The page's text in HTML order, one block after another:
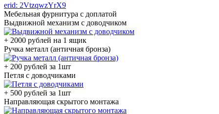
erid: 2VtzqwzYrX9
Мебельная фурнитура с доплатой
Выдвижной механизм с доводчиком
+ 2000 рублей на 1 ящик
Ручка металл (античная бронза)
+ 200 рублей за 1шт
Петля с доводчиками
+ 500 рублей за 1шт
Направляющая скрытого монтажа